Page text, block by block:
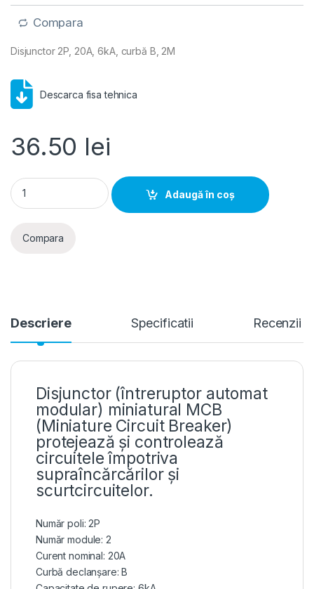
Compara
Disjunctor 2P, 20A, 6kA, curbă B, 2M
Descarca fisa tehnica
36.50 lei
Schrack MCB AMPARO- Disjunctor 2P, 20A, 6kA, curbă B,
Adaugă în coș
Compara
Descriere Specificatii Recenzii
Disjunctor (întreruptor automat
modular) miniatural MCB
(Miniature Circuit Breaker)
protejează și controlează
circuitele împotriva
supraîncărcărilor și
scurtcircuitelor.
Număr poli: 2P
Număr module: 2
Curent nominal: 20A
Curbă declanșare: B